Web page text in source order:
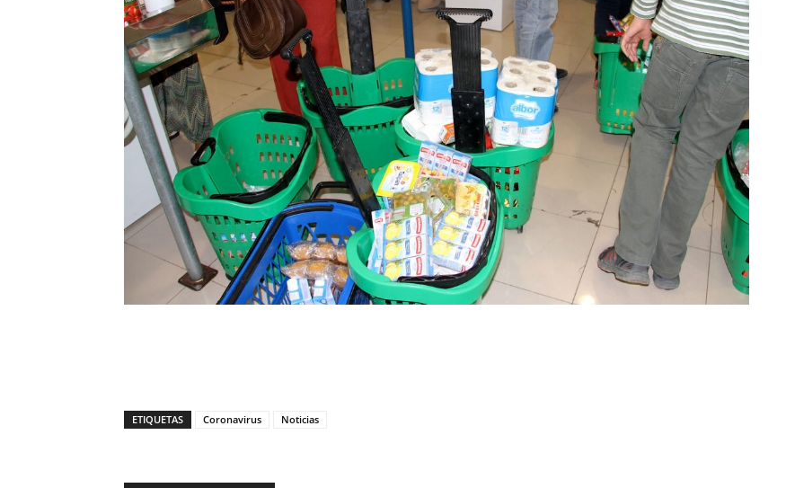
ETIQUETAS Coronavirus Noticias